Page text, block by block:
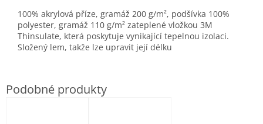
100% akrylová příze, gramáž 200 g/m², podšívka 100%
polyester, gramáž 110 g/m² zateplené vložkou 3M
Thinsulate, která poskytuje vynikající tepelnou izolaci.
Složený lem, takže lze upravit její délku